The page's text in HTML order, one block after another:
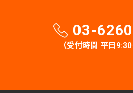
03-
（受付時間 平日